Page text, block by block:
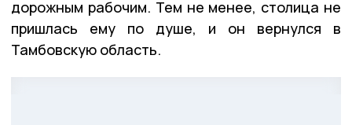
дорожным рабочим. Тем не менее, столица не
пришлась ему по душе, и он вернулся в
Тамбовскую область.